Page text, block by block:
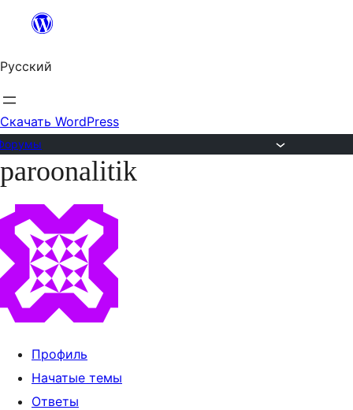
Перейти
содержимому
Русский
Скачать WordPress
Перейти
к
содержимому
paroonalitik
Профиль
Начатые темы
Ответы